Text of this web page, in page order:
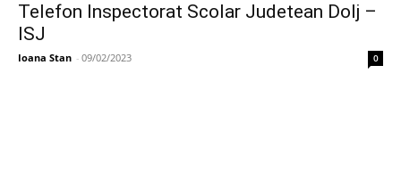
Telefon Inspectorat Scolar Judetean Dolj –
ISJ
Ioana Stan - 09/02/2023 0